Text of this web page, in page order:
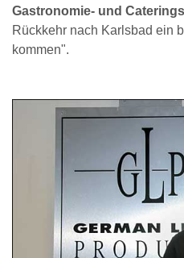
Gastronomie- und
Rückkehr nach Karlsbad ein
kommen".